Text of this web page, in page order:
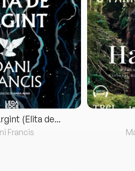
(Elita de...
Francis